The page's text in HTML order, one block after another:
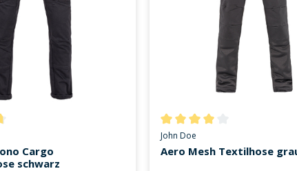
Bewertung von 4.7 von 5 Sternen
Cargo
schwarz
Durchschnittliche Bewertung
John Doe
Aero Mesh Textilhose